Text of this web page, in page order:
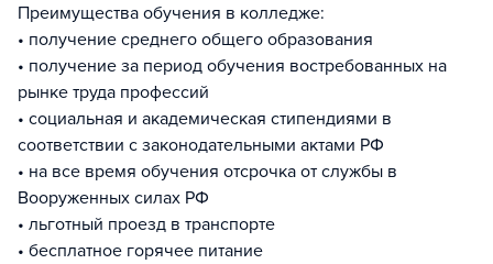
Преимущества обучения в колледже:
• получение среднего общего образования
• получение за период обучения востребованных на
рынке труда профессий
• социальная и академическая стипендиями в
соответствии с законодательными актами РФ
• на все время обучения отсрочка от службы в
Вооруженных силах РФ
• льготный проезд в транспорте
• бесплатное горячее питание